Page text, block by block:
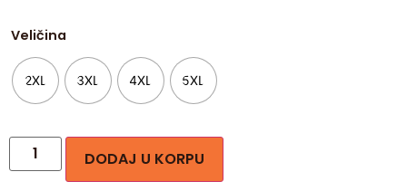
Veličina
2XL 3XL 4XL 5XL
DODAJ U KORPU